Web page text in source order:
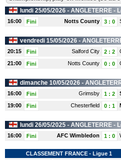
lundi 25/05/2026 - ANGLETERRE -
16:00 Fini Notts County 3 : 0
vendredi 15/05/2026 -
20:15 Fini Salford City 2 : 2
21:00
Fini Notts County 0 : 0
dimanche 10/05/2026 -
16:00 Fini Grimsby 1 : 2
19:00
Fini Chesterfield 0 : 1
lundi 26/05/2025 - ANGLETERRE -
16:00 Fini AFC Wimbledon 1 : 0
CLASSEMENT FRANCE - Ligue 1